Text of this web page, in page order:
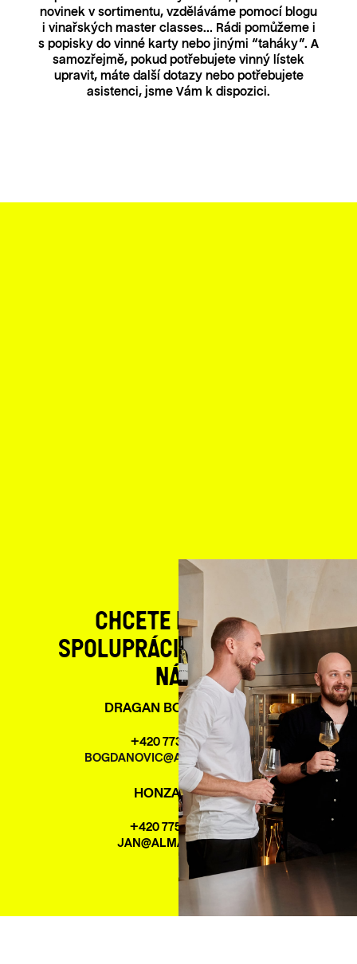
novinek v sortimentu, vzděláváme pomocí blogu
i vinařských master classes… Rádi pomůžeme i
s popisky do vinné karty nebo jinými “taháky”. A
samozřejmě, pokud potřebujete vinný lístek
upravit, máte další dotazy nebo potřebujete
asistenci, jsme Vám k dispozici.
CHCETE PROBRAT
SPOLUPRÁCI? OZVĚTE SE
NÁM!
DRAGAN BOGDANOVIČ
+420 773 417 031
BOGDANOVIC@ALMAPRAGUE.CZ
HONZA ČULÍK
+420 775 220 092
JAN@ALMAWINES.CZ